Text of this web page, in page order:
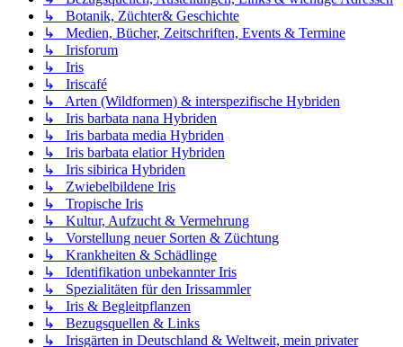
↳ Botanik, Züchter& Geschichte
↳ Medien, Bücher, Zeitschriften, Events & Termine
↳ Irisforum
↳ Iris
↳ Iriscafé
↳ Arten (Wildformen) & interspezifische Hybriden
↳ Iris barbata nana Hybriden
↳ Iris barbata media Hybriden
↳ Iris barbata elatior Hybriden
↳ Iris sibirica Hybriden
↳ Zwiebelbildene Iris
↳ Tropische Iris
↳ Kultur, Aufzucht & Vermehrung
↳ Vorstellung neuer Sorten & Züchtung
↳ Krankheiten & Schädlinge
↳ Identifikation unbekannter Iris
↳ Spezialitäten für den Irissammler
↳ Iris & Begleitpflanzen
↳ Bezugsquellen & Links
↳ Irisgärten in Deutschland & Weltweit, mein privater